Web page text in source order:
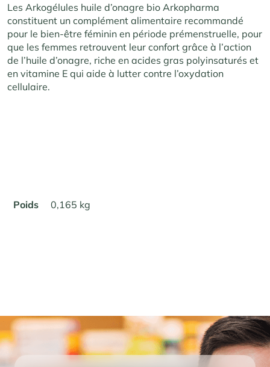
Les Arkogélules huile d’onagre bio Arkopharma
constituent un complément alimentaire recommandé
pour le bien-être féminin en période prémenstruelle, pour
que les femmes retrouvent leur confort grâce à l’action
de l’huile d’onagre, riche en acides gras polyinsaturés et
en vitamine E qui aide à lutter contre l’oxydation
cellulaire.
Poids 0,165 kg